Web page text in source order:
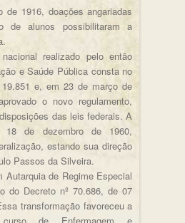
de 1916, doações angariadas
de alunos possibilitaram a
realizado pelo então
e Saúde Pública consta no
e, em 23 de março de
o novo regulamento,
das leis federais. A
de dezembro de 1960,
estando sua direção
Passos da Silveira.
Autarquia de Regime Especial
do Decreto nº 70.686, de 07
transformação favoreceu a